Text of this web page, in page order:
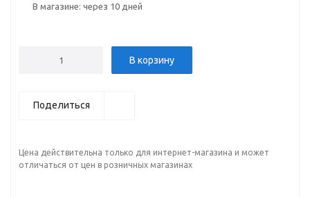
В магазине: через 10 дней
В корзину
Поделиться
Цена действительна только для интернет-магазина и может
отличаться от цен в розничных магазинах